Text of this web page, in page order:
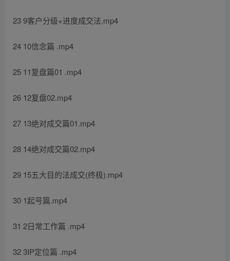
23 9客户分级+进度成交法.mp4
24 10信念篇 .mp4
25 11复盘篇01 .mp4
26 12复盘02.mp4
27 13绝对成交篇01.mp4
28 14绝对成交篇02.mp4
29 15五大目的法成交(终极).mp4
30 1起号篇.mp4
31 2日常工作篇 .mp4
32 3IP定位篇 .mp4